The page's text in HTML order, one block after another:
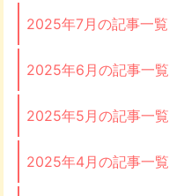
2025年7月の記事一覧
2025年6月の記事一覧
2025年5月の記事一覧
2025年4月の記事一覧